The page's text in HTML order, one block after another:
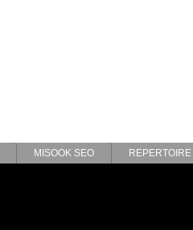
MISOOK SEO REPERTOIRE
MISOOK SEO REPERTOIRE